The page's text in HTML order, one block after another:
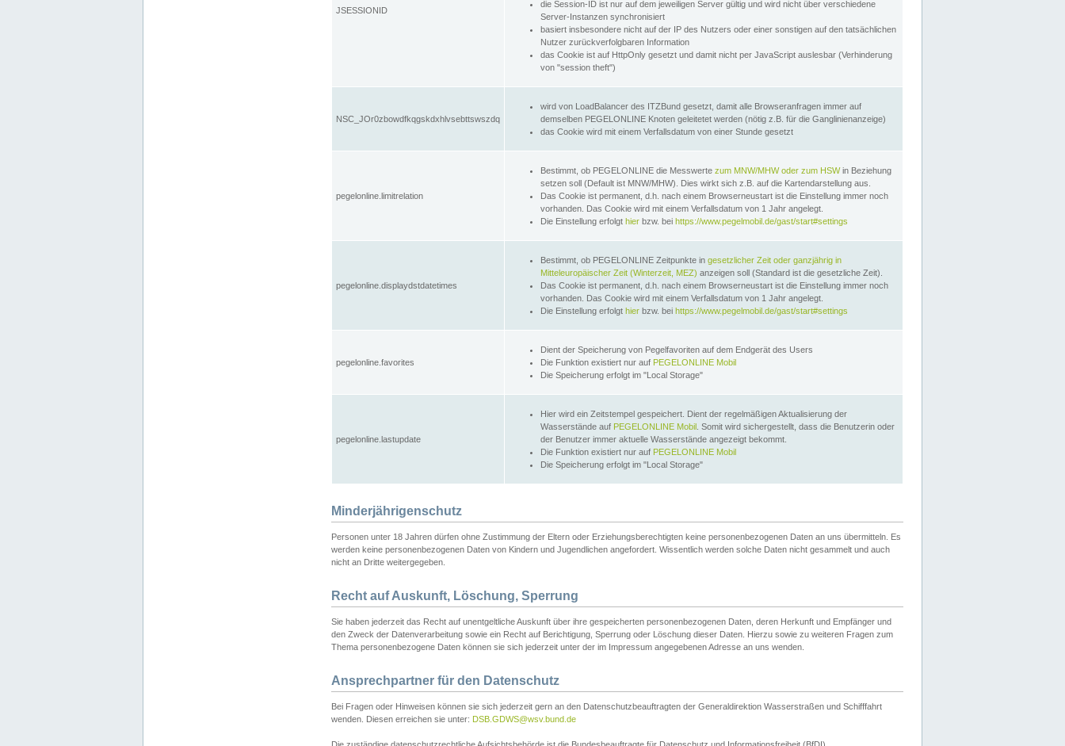
JSESSIONID
die Session-ID ist nur auf dem jeweiligen Server gültig und wird nicht über verschiedene
Server-Instanzen synchronisiert
basiert insbesondere nicht auf der IP des Nutzers oder einer sonstigen auf den tatsächlichen
Nutzer zurückverfolgbaren Information
das Cookie ist auf HttpOnly gesetzt und damit nicht per JavaScript auslesbar (Verhinderung
von "session theft")
NSC_JOr0zbowdfkqgskdxhlvsebttswszdq
wird von LoadBalancer des ITZBund gesetzt, damit alle Browseranfragen immer auf
demselben PEGELONLINE Knoten geleitetet werden (nötig z.B. für die Ganglinienanzeige)
das Cookie wird mit einem Verfallsdatum von einer Stunde gesetzt
pegelonline.limitrelation
Bestimmt, ob PEGELONLINE die Messwerte zum MNW/MHW oder zum HSWin Beziehung
setzen soll (Default ist MNW/MHW). Dies wirkt sich z.B. auf die Kartendarstellung aus.
Das Cookie ist permanent, d.h. nach einem Browserneustart ist die Einstellung immer noch
vorhanden. Das Cookie wird mit einem Verfallsdatum von 1 Jahr angelegt.
Die Einstellung erfolgt hier bzw. bei https://www.pegelmobil.de/gast/start#settings
pegelonline.displaydstdatetimes
Bestimmt, ob PEGELONLINE Zeitpunkte in gesetzlicher Zeit oder ganzjährig in
Mitteleuropäischer Zeit (Winterzeit, MEZ) anzeigen soll (Standard ist die gesetzliche Zeit).
Das Cookie ist permanent, d.h. nach einem Browserneustart ist die Einstellung immer noch
vorhanden. Das Cookie wird mit einem Verfallsdatum von 1 Jahr angelegt.
Die Einstellung erfolgt hier bzw. bei https://www.pegelmobil.de/gast/start#settings
pegelonline.favorites
Dient der Speicherung von Pegelfavoriten auf dem Endgerät des Users
Die Funktion existiert nur auf PEGELONLINE Mobil
Die Speicherung erfolgt im "Local Storage"
pegelonline.lastupdate
Hier wird ein Zeitstempel gespeichert. Dient der regelmäßigen Aktualisierung der
Wasserstände auf PEGELONLINE Mobil . Somit wird sichergestellt, dass die Benutzerin oder
der Benutzer immer aktuelle Wasserstände angezeigt bekommt.
Die Funktion existiert nur auf PEGELONLINE Mobil
Die Speicherung erfolgt im "Local Storage"
Minderjährigenschutz
Personen unter 18 Jahren dürfen ohne Zustimmung der Eltern oder Erziehungsberechtigten keine personenbezogenen Daten an uns übermitteln. Es
werden keine personenbezogenen Daten von Kindern und Jugendlichen angefordert. Wissentlich werden solche Daten nicht gesammelt und auch
nicht an Dritte weitergegeben.
Recht auf Auskunft, Löschung, Sperrung
Sie haben jederzeit das Recht auf unentgeltliche Auskunft über ihre gespeicherten personenbezogenen Daten, deren Herkunft und Empfänger und
den Zweck der Datenverarbeitung sowie ein Recht auf Berichtigung, Sperrung oder Löschung dieser Daten. Hierzu sowie zu weiteren Fragen zum
Thema personenbezogene Daten können sie sich jederzeit unter der im Impressum angegebenen Adresse an uns wenden.
Ansprechpartner für den Datenschutz
Bei Fragen oder Hinweisen können sie sich jederzeit gern an den Datenschutzbeauftragten der Generaldirektion Wasserstraßen und Schifffahrt
wenden. Diesen erreichen sie unter: DSB.GDWS@wsv.bund.de